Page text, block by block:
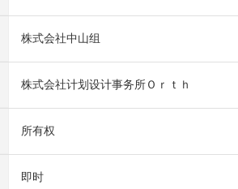
株式会社中山组
株式会社计划设计事务所Ｏｒｔｈ
所有权
即时